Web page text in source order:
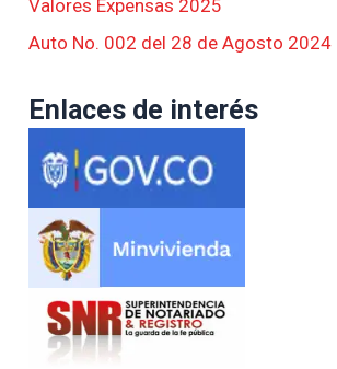
Valores Expensas 2025
Auto No. 002 del 28 de Agosto 2024
Enlaces de interés